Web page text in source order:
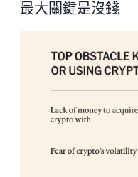
最大關鍵是沒錢